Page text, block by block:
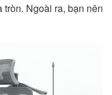
tròn. Ngoài ra, bạn nên